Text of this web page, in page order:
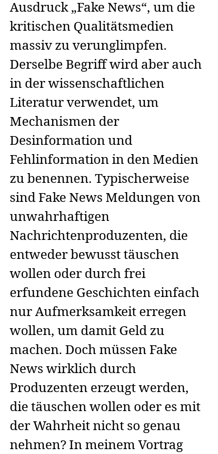
Ausdruck „Fake News“, um die
kritischen Qualitätsmedien
massiv zu verunglimpfen.
Derselbe Begriff wird aber auch
in der wissenschaftlichen
Literatur verwendet, um
Mechanismen der
Desinformation und
Fehlinformation in den Medien
zu benennen. Typischerweise
sind Fake News Meldungen von
unwahrhaftigen
Nachrichtenproduzenten, die
entweder bewusst täuschen
wollen oder durch frei
erfundene Geschichten einfach
nur Aufmerksamkeit erregen
wollen, um damit Geld zu
machen. Doch müssen Fake
News wirklich durch
Produzenten erzeugt werden,
die täuschen wollen oder es mit
der Wahrheit nicht so genau
nehmen? In meinem Vortrag